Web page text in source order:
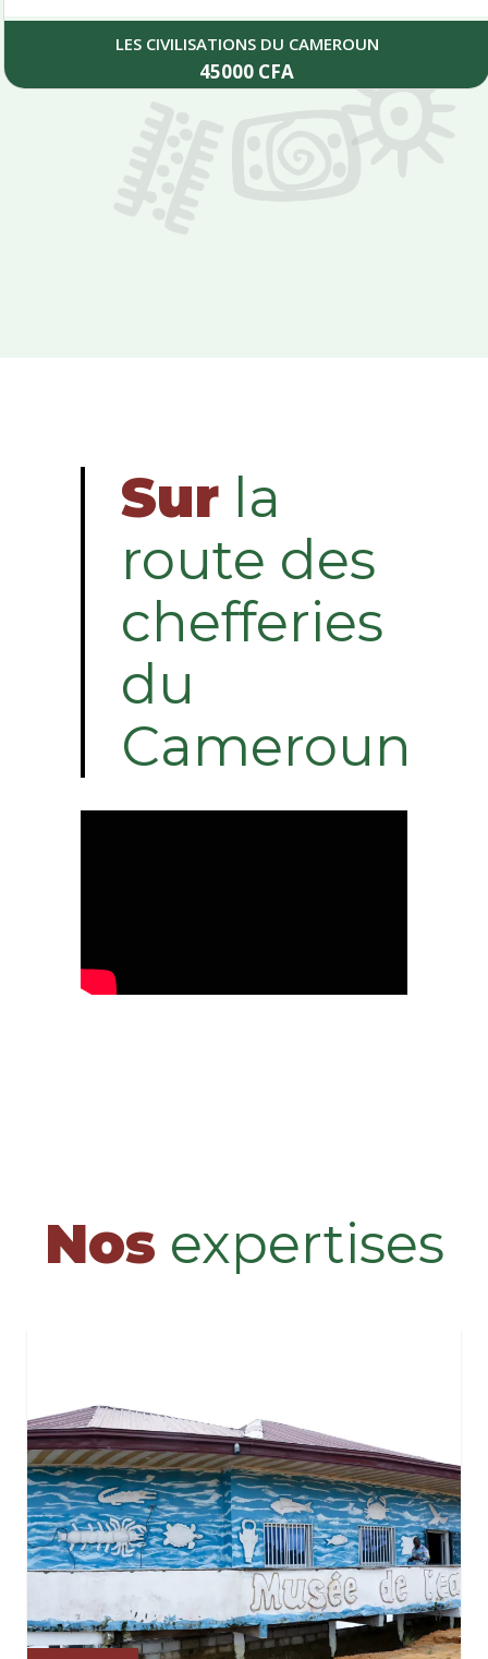
LES CIVILISATIONS DU CAMEROUN
45000 CFA
Sur la
route des
chefferies
du
Cameroun
Nos expertises